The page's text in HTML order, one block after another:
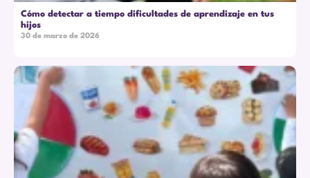
Cómo detectar a tiempo dificultades de aprendizaje en tus
hijos
30 de marzo de 2026